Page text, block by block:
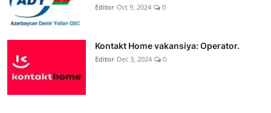
Editor Oct 9, 2024 0
Kontakt Home vakansiya: Operator.
Editor Dec 3, 2024 0